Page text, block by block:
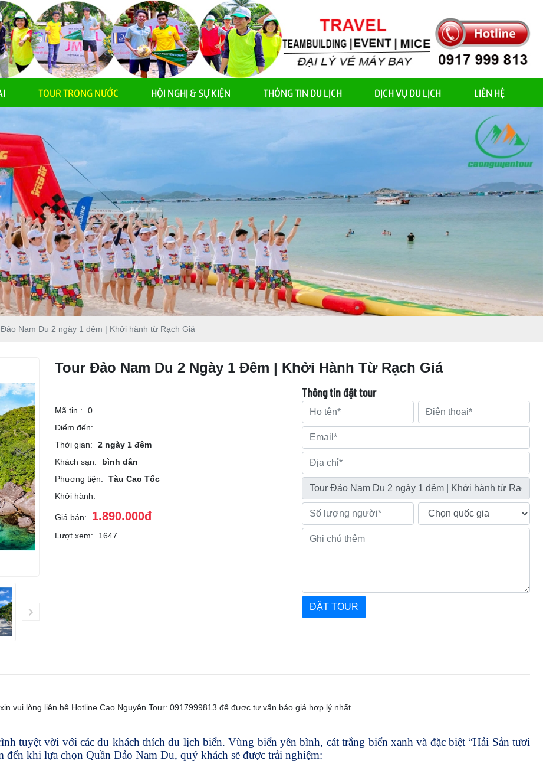
TOUR TRONG NƯỚC HỘI NGHỊ & SỰ KIỆN THÔNG TIN DU LỊCH DỊCH VỤ DU LỊCH LIÊN HỆ
Nam Du 2 ngày 1 đêm | Khởi hành từ Rạch Giá
Tour Đảo Nam Du 2 Ngày 1 Đêm | Khởi Hành Từ Rạch Giá
Mã tin :
0
Điểm đến:
Thời gian:
2 ngày 1 đêm
Khách sạn:
bình dân
Phương tiện:
Tàu Cao Tốc
Khởi hành:
Giá bán: 1.890.000đ
Lượt xem: 1647
Thông tin đặt tour
vui lòng liên hệ Hotline Cao Nguyên Tour: 0917999813 để được tư vấn báo giá hợp lý nhất
tuyệt vời với các du khách thích du lịch biển. Vùng biển yên bình, cát trắng biển xanh và đặc biệt “Hải Sản tươi
đến khi lựa chọn Quần Đảo Nam Du, quý khách sẽ được trải nghiệm: